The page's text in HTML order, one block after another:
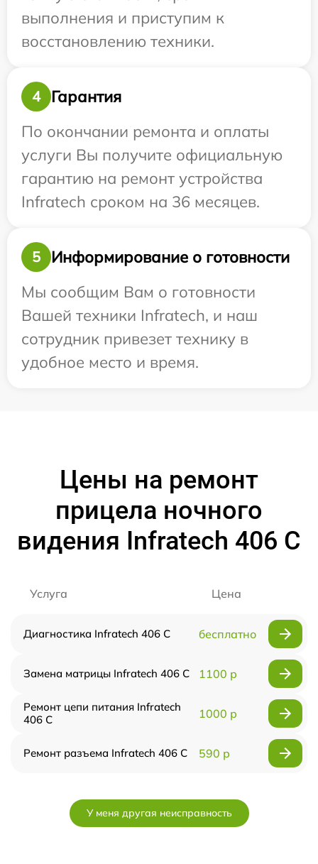
выполнения и приступим к
восстановлению техники.
4
Гарантия
По окончании ремонта и оплаты
услуги Вы получите официальную
гарантию на ремонт устройства
Infratech сроком на 36 месяцев.
5
Информирование о готовности
Мы сообщим Вам о готовности
Вашей техники Infratech, и наш
сотрудник привезет технику в
удобное место и время.
Цены на ремонт
прицела ночного
видения Infratech 406 С
Услуга Цена
Диагностика Infratech 406 С бесплатно
Замена матрицы Infratech 406 С 1100 р
Ремонт цепи питания Infratech
406 С
1000 р
Ремонт разъема Infratech 406 С 590 р
У меня другая неисправность